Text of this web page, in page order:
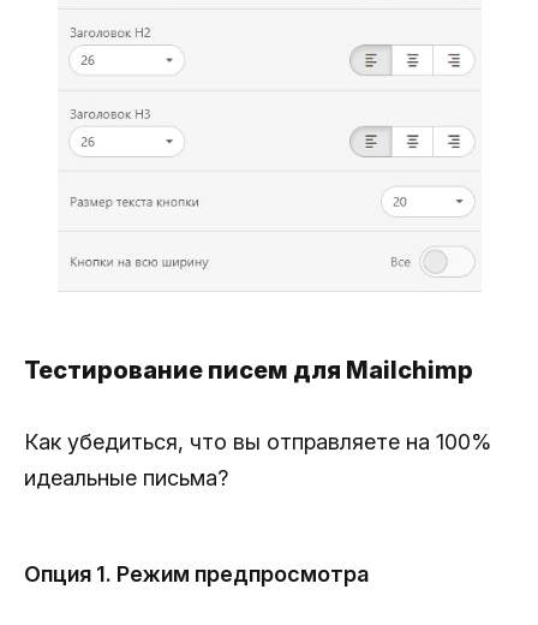
Тестирование писем для Mailchimp
Как убедиться, что вы отправляете на 100%
идеальные письма?
Опция 1. Режим предпросмотра